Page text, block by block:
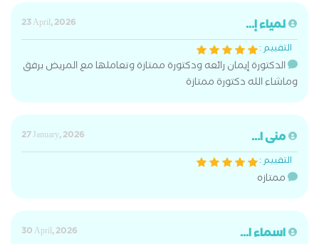
لمياء إ...
23 April, 2026
التقييم :
الدكتورة إيمان رائعه ودكتورة ممتازة وتعاملها مع المريض برفق
وماشاء الله دكتورة ممتازة
منى ا...
27 January, 2026
التقييم :
ممتازه
اسماء ا...
30 April, 2026